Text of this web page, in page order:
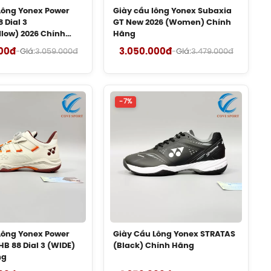
tối
Giày Cầu Lông Yonex
Power Cushion 88 Dial
3 (White/Yellow) 2026
Chính Hãng
2.660.000đ
50.000đ
Vợt Cầu Lông Yonex
Voltric Lite 47I Siver
Grey 2026 Chính Hãng
680.000đ
3.990.000đ
Vợt Cầu Lông Yonex
Yonex Power
Dial 3
2026 Chính
-Giá:3.059.000đ
Giày cầu lông Yonex Subaxia
GT New 2026 (Women) Chính
Hãng
3.050.000đ-Giá:3.479.000đ
Yonex Power
88 Dial 3 (WIDE)
-7%
Giày Cầu Lông Yonex STRATAS
(Black) Chính Hãng